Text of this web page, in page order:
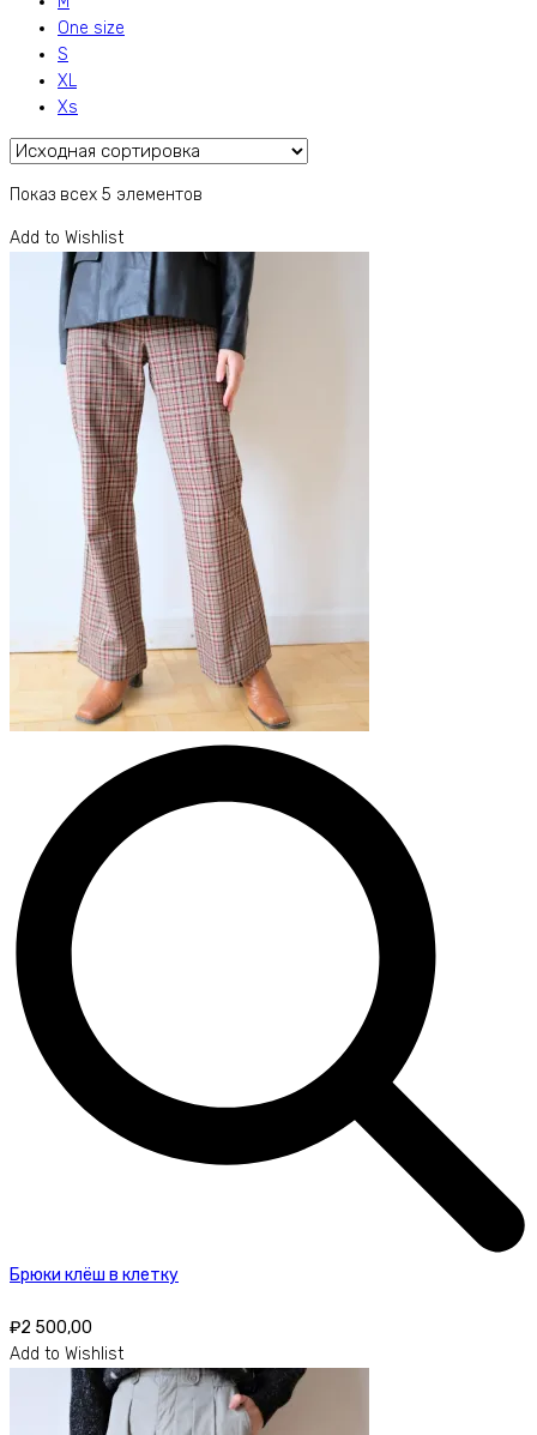
One size
S
XL
Xs
Показ всех 5 элементов
Add to Wishlist
Брюки клёш в клетку
₽2 500,00
Add to Wishlist